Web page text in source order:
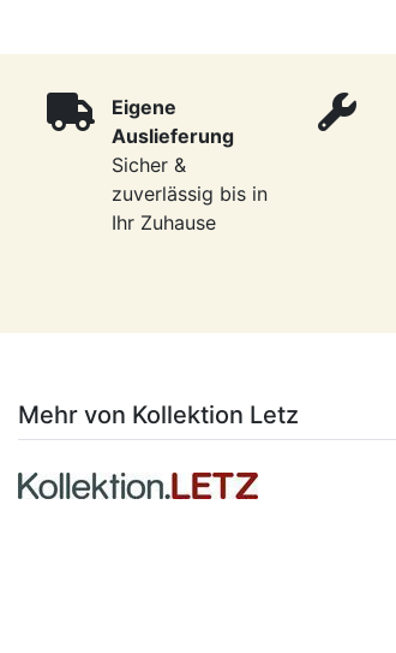
Eigene
Auslieferung
Sicher &
zuverlässig bis in
Ihr Zuhause
Mehr von Kollektion Letz